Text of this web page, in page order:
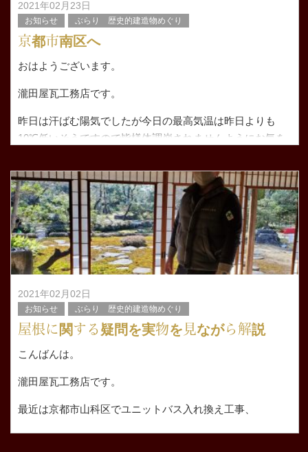
2021年02月23日
お知らせ ぶらり 歴史的建造物めぐり
京都市南区へ
おはようございます。
瀧田屋瓦工務店です。
昨日は汗ばむ陽気でしたが今日の最高気温は昨日よりも
10℃低いそうですので皆様体調崩されませんようにお気を
そんなぼくは今朝のゴミだしに会社の
2021年02月02日
お知らせ ぶらり 歴史的建造物めぐり
屋根に関する疑問を実物を見ながら解説
こんばんは。
瀧田屋瓦工務店です。
最近は京都市山科区でユニットバス入れ換え工事、
山科区で雨漏りした屋根の見積りと仮復旧に